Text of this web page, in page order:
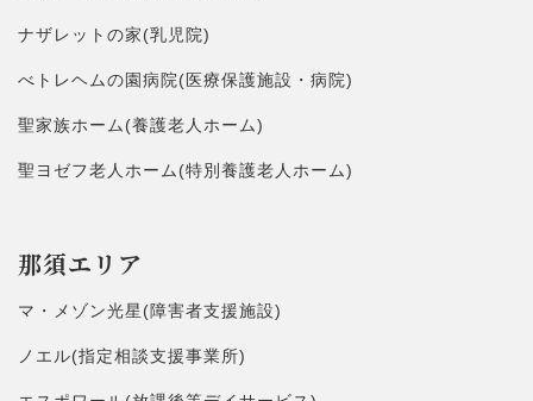
ナザレットの家(乳児院)
べトレヘムの園病院(医療保護施設・病院)
聖家族ホーム(養護老人ホーム)
聖ヨゼフ老人ホーム(特別養護老人ホーム)
那須エリア
マ・メゾン光星(障害者支援施設)
ノエル(指定相談支援事業所)